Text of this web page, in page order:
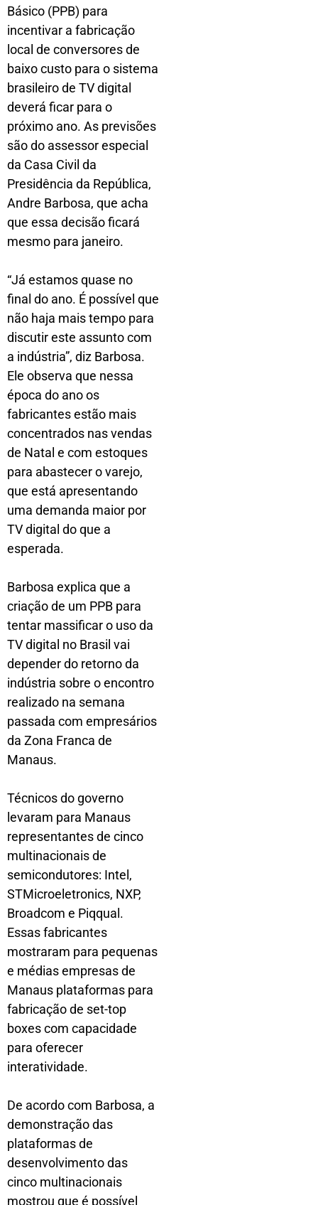
Básico (PPB) para
incentivar a fabricação
local de conversores de
baixo custo para o sistema
brasileiro de TV digital
deverá ficar para o
próximo ano. As previsões
são do assessor especial
da Casa Civil da
Presidência da República,
Andre Barbosa, que acha
que essa decisão ficará
mesmo para janeiro.
“Já estamos quase no
final do ano. É possível que
não haja mais tempo para
discutir este assunto com
a indústria”, diz Barbosa.
Ele observa que nessa
época do ano os
fabricantes estão mais
concentrados nas vendas
de Natal e com estoques
para abastecer o varejo,
que está apresentando
uma demanda maior por
TV digital do que a
esperada.
Barbosa explica que a
criação de um PPB para
tentar massificar o uso da
TV digital no Brasil vai
depender do retorno da
indústria sobre o encontro
realizado na semana
passada com empresários
da Zona Franca de
Manaus.
Técnicos do governo
levaram para Manaus
representantes de cinco
multinacionais de
semicondutores: Intel,
STMicroeletronics, NXP,
Broadcom e Piqqual.
Essas fabricantes
mostraram para pequenas
e médias empresas de
Manaus plataformas para
fabricação de set-top
boxes com capacidade
para oferecer
interatividade.
De acordo com Barbosa, a
demonstração das
plataformas de
desenvolvimento das
cinco multinacionais
mostrou que é possível